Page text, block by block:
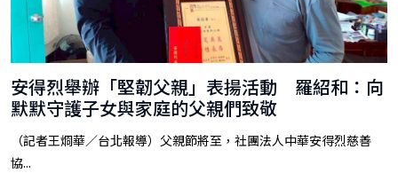
安得烈舉辦「堅韌父親」表揚活動 羅紹和：向
默默守護子女與家庭的父親們致敬
（記者王烱華／台北報導）父親節將至，社團法人中華安得烈慈善
協...